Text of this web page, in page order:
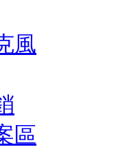
風
區